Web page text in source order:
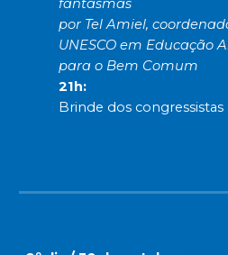
fantasmas
por Tel Amiel,
UNESCO em Educação
para o Bem Comum
21h:
Brinde dos congressistas